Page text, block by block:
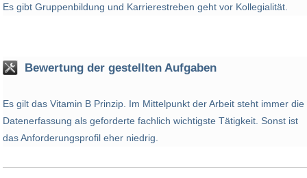
Es gibt Gruppenbildung und Karrierestreben geht vor Kollegialität.
Bewertung der gestellten Aufgaben
Es gilt das Vitamin B Prinzip. Im Mittelpunkt der Arbeit steht immer die
Datenerfassung als geforderte fachlich wichtigste Tätigkeit. Sonst ist
das Anforderungsprofil eher niedrig.